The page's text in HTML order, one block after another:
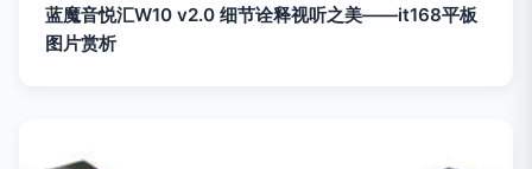
蓝魔音悦汇W10 v2.0 细节诠释视听之美——it168平板
图片赏析